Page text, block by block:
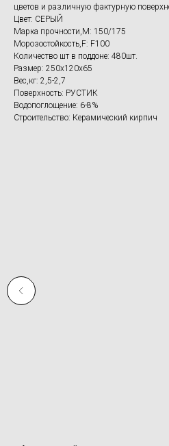
цветов и различную фактурную
Цвет: СЕРЫЙ
Марка прочности,M: 150/175
Морозостойкость,F: F100
Количество шт в поддоне: 480шт.
Размер: 250x120х65
Вес,кг: 2,5-2,7
Поверхность: РУСТИК
Водопоглощение: 6-8%
Строительство: Керамический кирпич